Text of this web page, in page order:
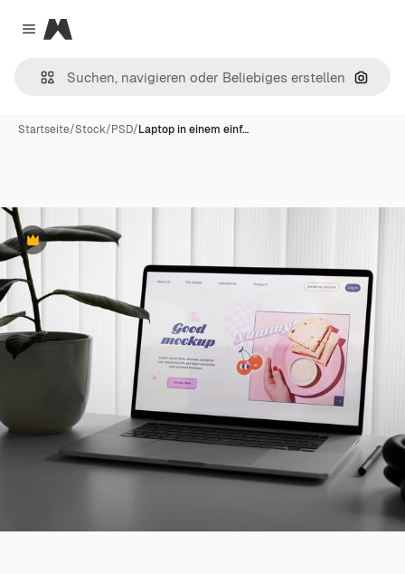
Close menu
Magnific
Nach
Startseite/Stock/PSD/Laptop in einem einf…
Premium